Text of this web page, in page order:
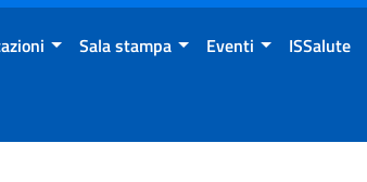
Sala stampa Eventi ISSalute